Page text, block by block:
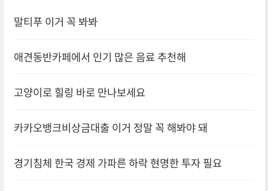
말티푸 이거 꼭 봐봐
애견동반카페에서 인기 많은 음료 추천해
고양이로 힐링 바로 만나보세요
카카오뱅크비상금대출 이거 정말 꼭 해봐야 돼
경기침체 한국 경제 가파른 하락 현명한 투자 필요